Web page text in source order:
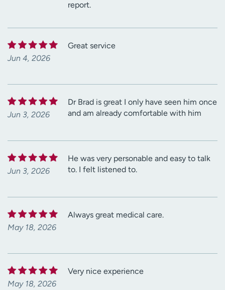
report.
Jun 4, 2026
Great service
Jun 3, 2026
Dr Brad is great I only have seen him once
and am already comfortable with him
Jun 3, 2026
He was very personable and easy to talk
to. I felt listened to.
May 18, 2026
Always great medical care.
May 18, 2026
Very nice experience